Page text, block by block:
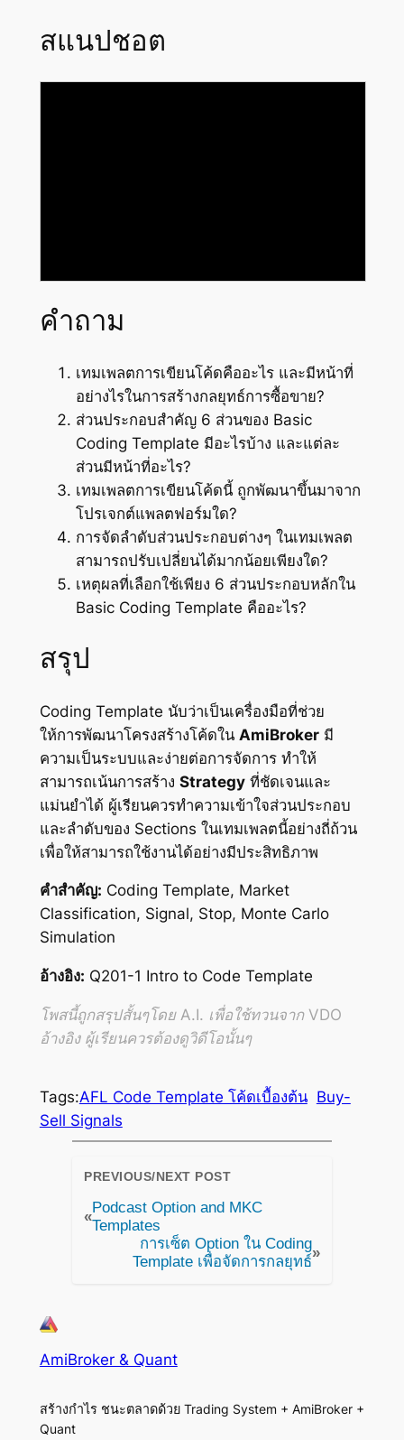
สแนปชอต
คำถาม
เทมเพลตการเขียนโค้ดคืออะไร และมีหน้าที่
อย่างไรในการสร้างกลยุทธ์การซื้อขาย?
ส่วนประกอบสำคัญ 6 ส่วนของ Basic
Coding Template มีอะไรบ้าง และแต่ละ
ส่วนมีหน้าที่อะไร?
เทมเพลตการเขียนโค้ดนี้ ถูกพัฒนาขึ้นมาจาก
โปรเจกต์แพลตฟอร์มใด?
การจัดลำดับส่วนประกอบต่างๆ ในเทมเพลต
สามารถปรับเปลี่ยนได้มากน้อยเพียงใด?
เหตุผลที่เลือกใช้เพียง 6 ส่วนประกอบหลักใน
Basic Coding Template คืออะไร?
สรุป
Coding Template นับว่าเป็นเครื่องมือที่ช่วย
ให้การพัฒนาโครงสร้างโค้ดใน AmiBrokerมี
ความเป็นระบบและง่ายต่อการจัดการ ทำให้
สามารถเน้นการสร้าง Strategyที่ชัดเจนและ
แม่นยำได้ ผู้เรียนควรทำความเข้าใจส่วนประกอบ
และลำดับของ Sections ในเทมเพลตนี้อย่างถี่ถ้วน
เพื่อให้สามารถใช้งานได้อย่างมีประสิทธิภาพ
คำสำคัญ: Coding Template, Market
Classification, Signal, Stop, Monte Carlo
Simulation
อ้างอิง: Q201-1 Intro to Code Template
โพสนี้ถูกสรุปสั้นๆโดย A.I. เพื่อใช้ทวนจาก VDO
อ้างอิง ผู้เรียนควรต้องดูวิดีโอนั้นๆ
Tags:AFL Code Template โค้ดเบื้องต้น Buy-
Sell Signals
PREVIOUS/NEXT POST
«
Podcast Option and MKC
Templates
การเซ็ต Option ใน Coding
Template เพื่อจัดการกลยุทธ์
»
AmiBroker & Quant
สร้างกำไร ชนะตลาดด้วย Trading System + AmiBroker +
Quant